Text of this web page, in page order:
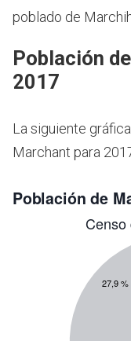
poblado de
Población
2017
La siguiente
Marchant para